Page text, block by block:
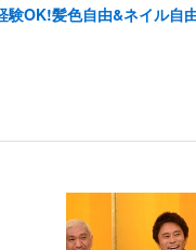
験OK!髪色自由&ネイル自